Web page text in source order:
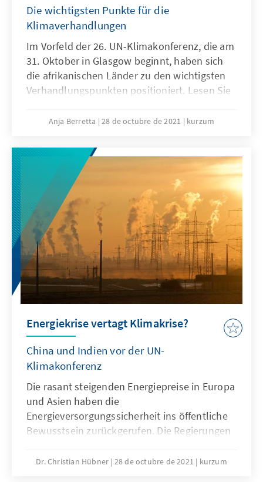
Die wichtigsten Punkte für die
Klimaverhandlungen
Im Vorfeld der 26. UN-Klimakonferenz, die am
31. Oktober in Glasgow beginnt, haben sich
die afrikanischen Länder zu den wichtigsten
Verhandlungspunkten positioniert. Lesen Sie
Subsahara-Afrikas nach Schottland reisen.
Anja Berretta 28 de octubre de 2021 kurzum
Energiekrise vertagt Klimakrise?
China und Indien vor der UN-
Klimakonferenz
Die rasant steigenden Energiepreise in Europa
und Asien haben die
Energieversorgungssicherheit ins öffentliche
Bewusstsein zurückgerufen. Die Regierungen
steigenden Energiekosten durch zusätzliche
Dr. Christian Hübner 28 de octubre de 2021 kurzum